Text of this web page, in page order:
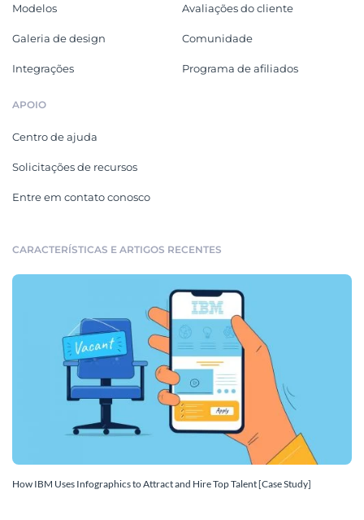
Modelos
Galeria de design
Integrações
Avaliações do cliente
Comunidade
Programa de afiliados
APOIO
Centro de ajuda
Solicitações de recursos
Entre em contato conosco
CARACTERÍSTICAS E ARTIGOS RECENTES
How IBM Uses Infographics to Attract and Hire Top Talent [Case Study]